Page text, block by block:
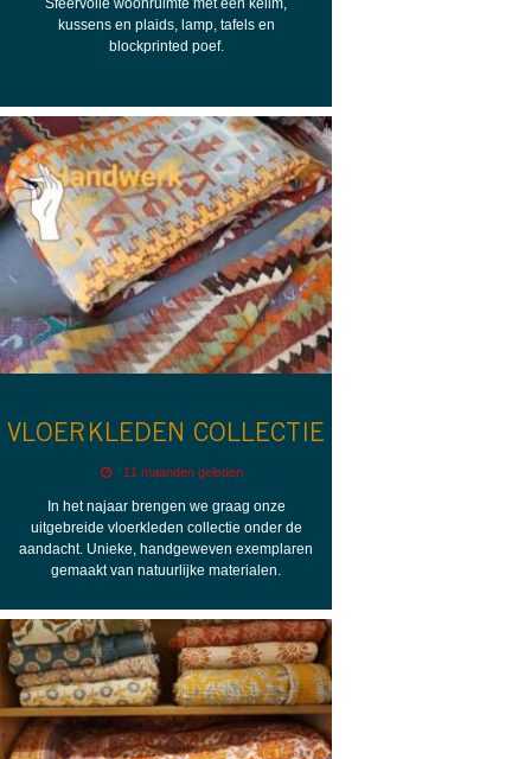
Sfeervolle woonruimte met een kelim,
kussens en plaids, lamp, tafels en
blockprinted poef.
VLOERKLEDEN COLLECTIE
11 maanden geleden
In het najaar brengen we graag onze
uitgebreide vloerkleden collectie onder de
aandacht. Unieke, handgeweven exemplaren
gemaakt van natuurlijke materialen.